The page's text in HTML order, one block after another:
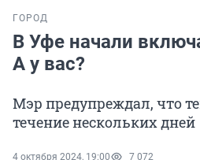
ГОРОД
В Уфе начали
А у вас?
Мэр предупреждал, что
течение нескольких дней
4 октября 2024, 19:00 7 072